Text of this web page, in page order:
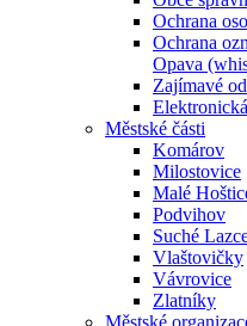
Ochrana
Ochrana
Opava
Zajímavé
Městské části
Komárov
Milostovice
Malé
Podvihov
Suché
Vlaštovičky
Vávrovice
Zlatníky